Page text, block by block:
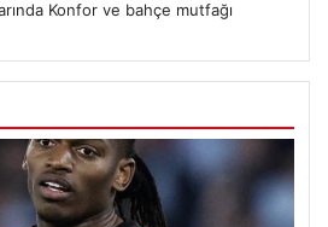
Konfor ve bahçe mutfağı